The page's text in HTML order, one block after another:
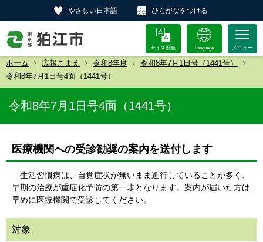
やさしい日本語 ひらがなをつける
サイズ 配色 Language
ホーム 広報こまえ 令和8年度
令和8年7月1日号（1441号）
令和8年7月1日号4面（1441号）
令和8年7月1日号4面（1441号）
医療機関への受診勧奨の案内を送付します
生活習慣病は、自覚症状が無いまま進行していることが多く、
早期の治療が重症化予防の第一歩となります。案内が届いた方は
早めに医療機関で受診してください。
対象